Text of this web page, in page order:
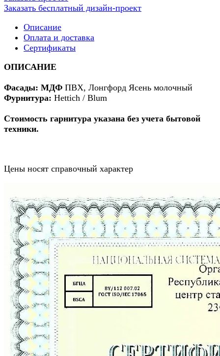
Заказать бесплатный дизайн-проект
Описание
Оплата и доставка
Сертификаты
ОПИСАНИЕ
Фасады: МДФ ПВХ, Лонгфорд Ясень молочный
Фурнитура: Hettich / Blum
Стоимость гарнитура указана без учета бытовой
техники.
Цены носят справочный характер